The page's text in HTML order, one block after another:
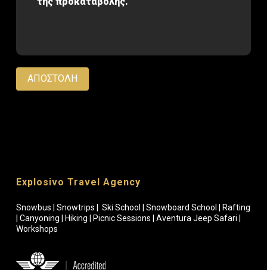
ΑΠΟΣΤΟΛΗ
Explosivo Travel Agency
Snowbus | Snowtrips | Ski School | Snowboard School | Rafting
| Canyoning | Hiking | Picnic Sessions | Aventura Jeep Safari |
Workshops